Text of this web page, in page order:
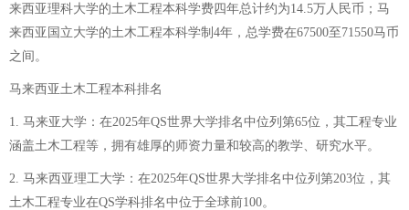
来西亚理科大学的土木工程本科学费四年总计约为14.5万人民币；马
来西亚国立大学的土木工程本科学制4年，总学费在67500至71550马币
之间。
马来西亚土木工程本科排名
1. 马来亚大学：在2025年QS世界大学排名中位列第65位，其工程专业
涵盖土木工程等，拥有雄厚的师资力量和较高的教学、研究水平。
2. 马来西亚理工大学：在2025年QS世界大学排名中位列第203位，其
土木工程专业在QS学科排名中位于全球前100。